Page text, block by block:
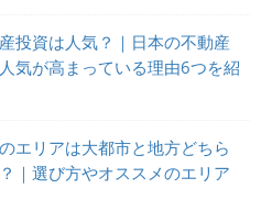
投資は人気？｜日本の不動産
気が高まっている理由6つを紹
エリアは大都市と地方どちら
｜選び方やオススメのエリア